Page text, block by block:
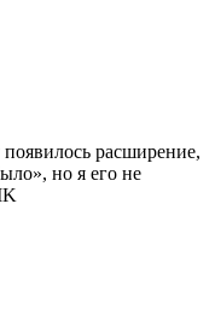
появилось расширение,
но я его не